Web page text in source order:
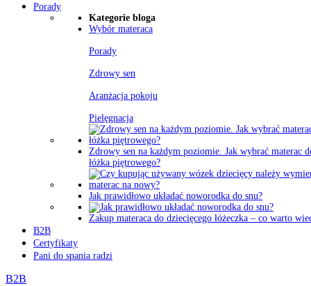
Porady
Kategorie bloga
Wybór materaca
Porady
Zdrowy sen
Aranżacja pokoju
Pielęgnacja
Zdrowy sen na każdym poziomie. Jak wybrać materac
łóżka piętrowego?
Jak prawidłowo układać noworodka do snu?
Zakup materaca do dziecięcego łóżeczka – co warto
B2B
Certyfikaty
Pani do spania radzi
B2B